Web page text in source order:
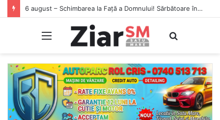
6 august – Schimbarea la Față a Domnului! Sărbătoare în calendarul ortodox
Meniu